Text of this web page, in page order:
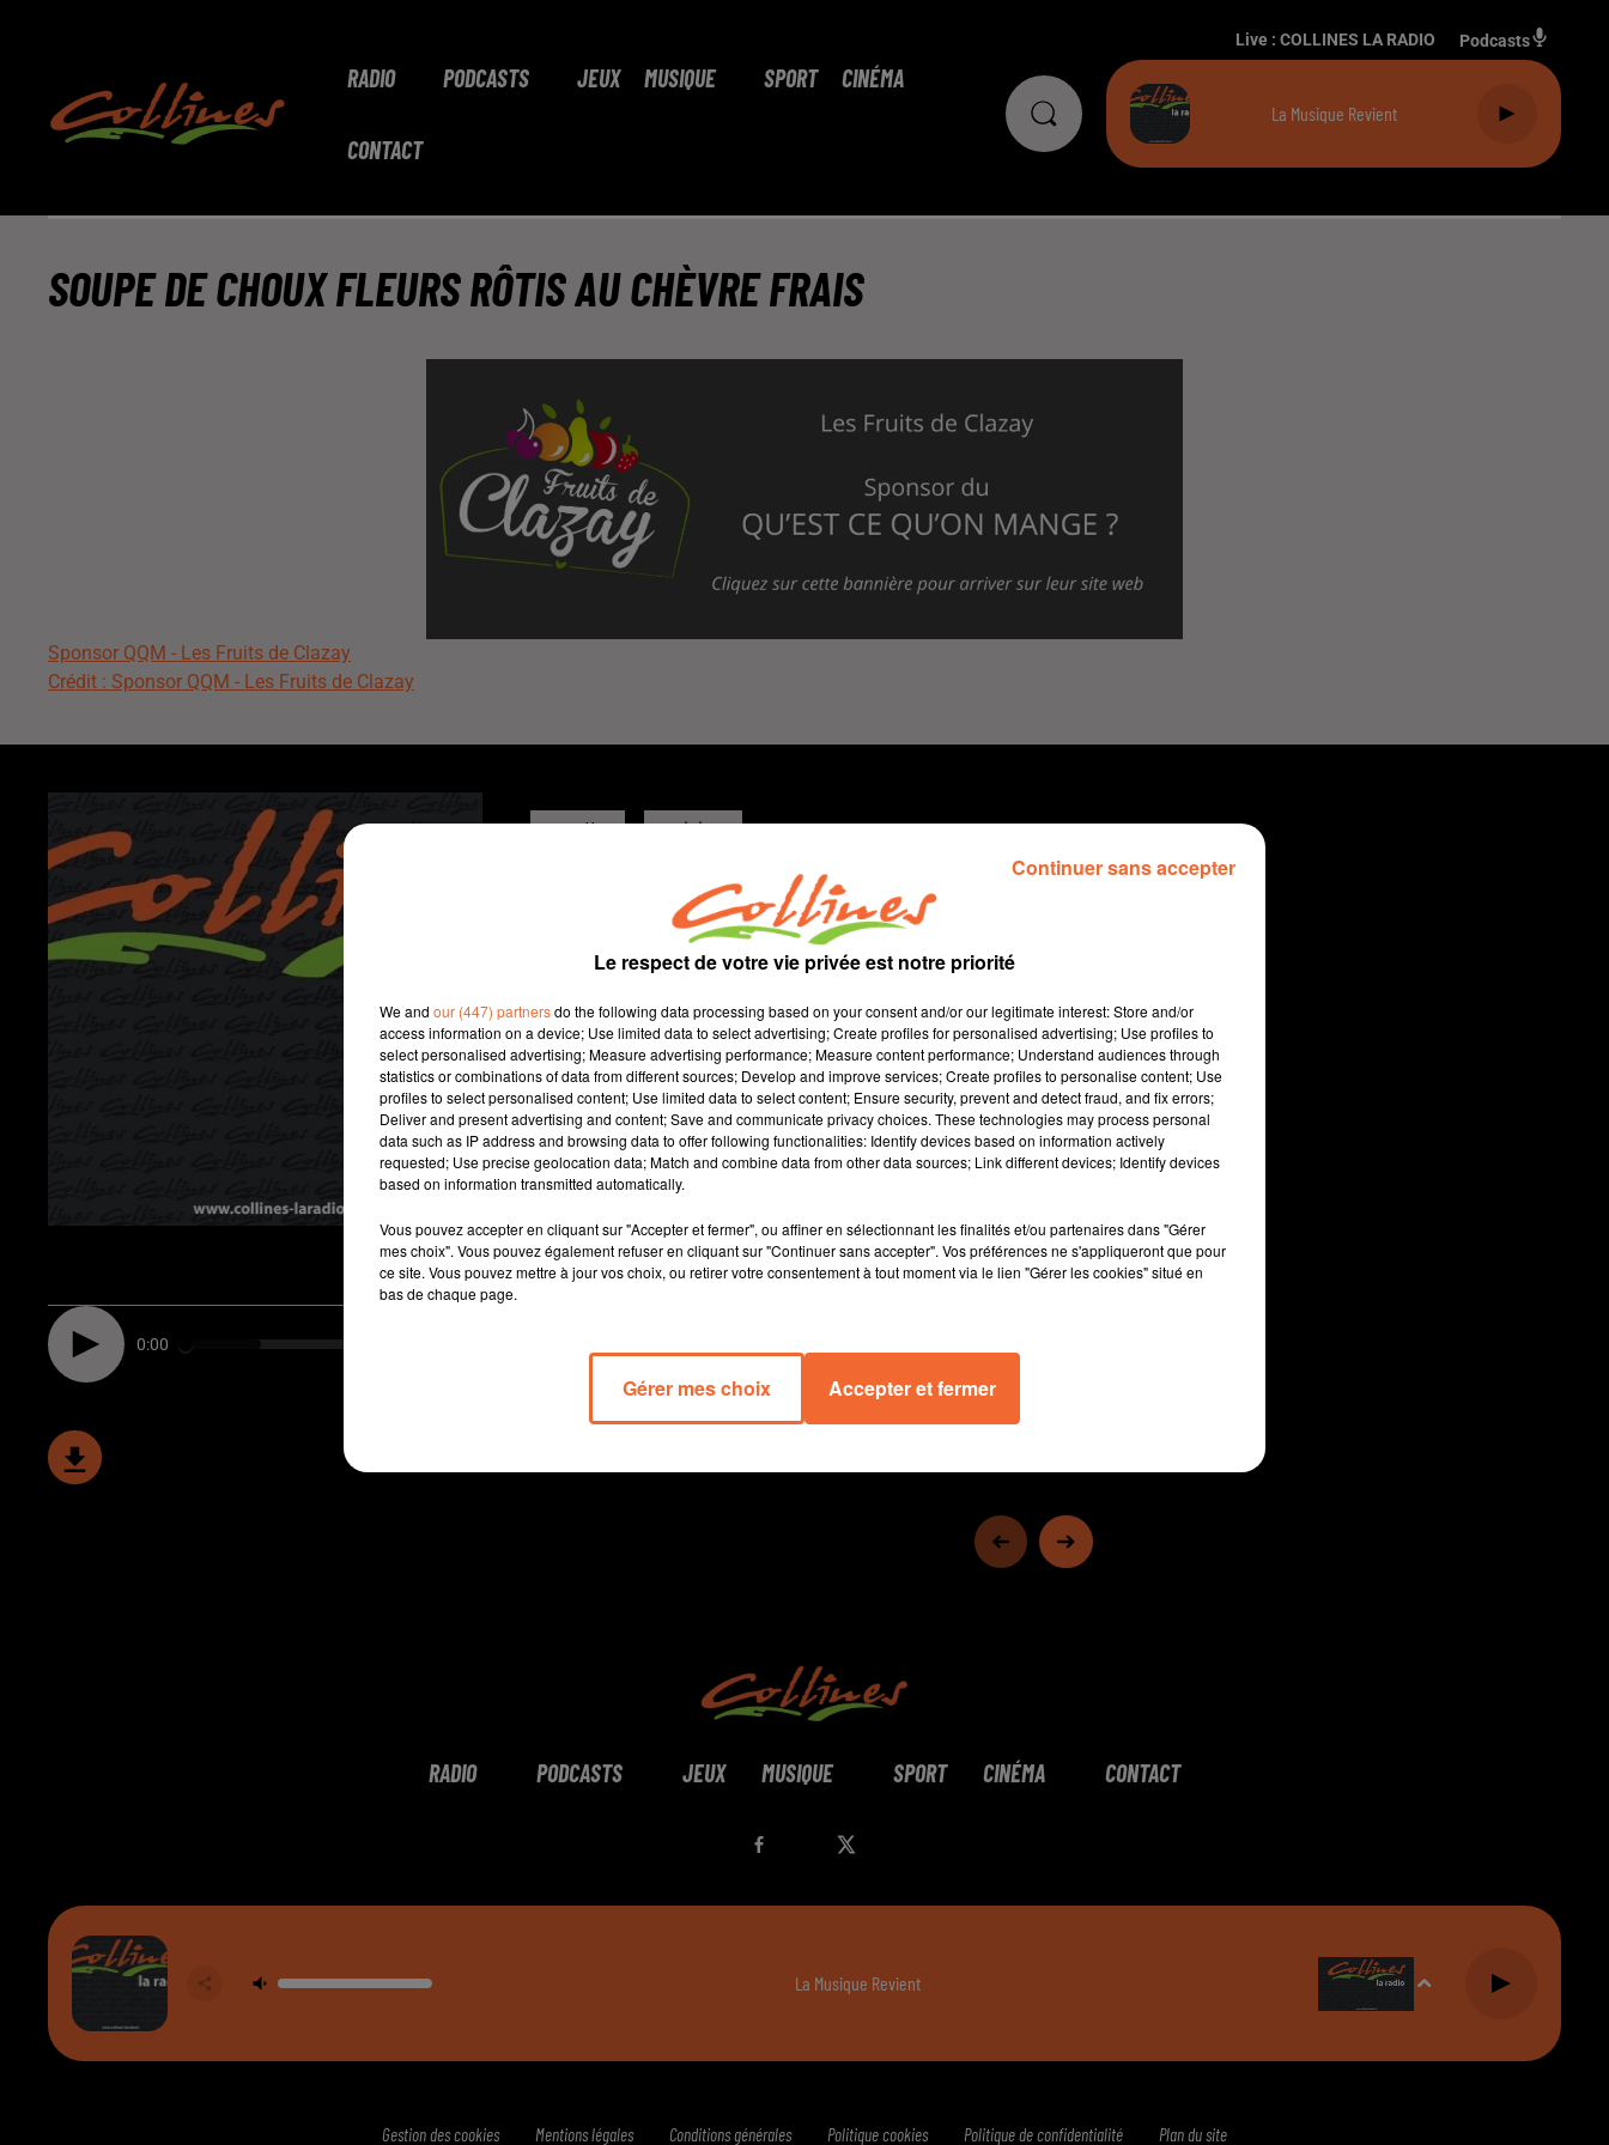
RADIO PODCASTS JEUX MUSIQUE SPORT CINÉMA
CONTACT
Live : COLLINES LA RADIO Podcasts
La Musique Revient
SOUPE DE CHOUX FLEURS RÔTIS AU CHÈVRE FRAIS
Sponsor QQM - Les Fruits de Clazay
Crédit : Sponsor QQM - Les Fruits de Clazay
recette cuisine
29 novembre 2025 - 4 min 49 sec
SOUPE DE CHOUX FLEURS RÔTIS AU CHÈVRE FRAIS
Jacqueline Pinon
Qu'est-ce qu'on mange ?
Recette présentée par Hélène et Jacqueline.
0:00
RADIO PODCASTS JEUX MUSIQUE SPORT CINÉMA CONTACT
La Musique Revient
Gestion des cookies Mentions légales Conditions générales Politique cookies Politique de confidentialité Plan du site
Le respect de votre vie privée est notre priorité
We and our (447) partnersdo the following data processing based on your consent and/or our legitimate interest: Store and/or
access information on a device; Use limited data to select advertising; Create profiles for personalised advertising; Use profiles to
select personalised advertising; Measure advertising performance; Measure content performance; Understand audiences through
statistics or combinations of data from different sources; Develop and improve services; Create profiles to personalise content; Use
profiles to select personalised content; Use limited data to select content; Ensure security, prevent and detect fraud, and fix errors;
Deliver and present advertising and content; Save and communicate privacy choices. These technologies may process personal
data such as IP address and browsing data to offer following functionalities: Identify devices based on information actively
requested; Use precise geolocation data; Match and combine data from other data sources; Link different devices; Identify devices
based on information transmitted automatically.
Vous pouvez accepter en cliquant sur "Accepter et fermer", ou affiner en sélectionnant les finalités et/ou partenaires dans "Gérer
mes choix". Vous pouvez également refuser en cliquant sur "Continuer sans accepter". Vos préférences ne s'appliqueront que pour
ce site. Vous pouvez mettre à jour vos choix, ou retirer votre consentement à tout moment via le lien "Gérer les cookies" situé en
bas de chaque page.
Gérer mes choix Accepter et fermer
Continuer sans accepter